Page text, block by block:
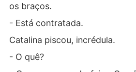
os braços.
- Está contratada.
Catalina piscou, incrédula.
- O quê?